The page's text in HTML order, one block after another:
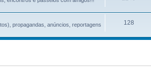
propagandas, anúncios, reportagens
128